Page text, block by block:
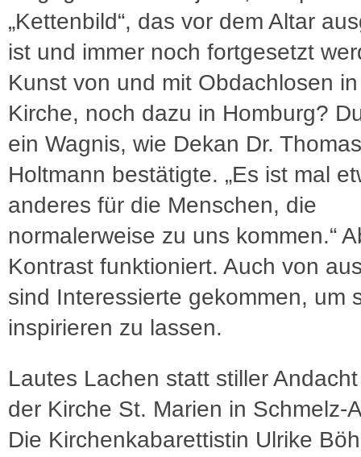
„Kettenbild“, das vor dem Altar
ist und immer noch fortgesetzt
Kunst von und mit Obdachlosen
Kirche, noch dazu in Homburg?
ein Wagnis, wie Dekan Dr. Thomas
Holtmann bestätigte. „Es ist mal
anderes für die Menschen, die
normalerweise zu uns kommen.“
Kontrast funktioniert. Auch von
sind Interessierte gekommen, um
inspirieren zu lassen.
Lautes Lachen statt stiller
der Kirche St. Marien in Schmelz-
Die Kirchenkabarettistin Ulrike